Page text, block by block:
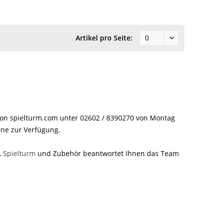
Artikel pro Seite:
spielturm.com unter 02602 / 8390270 von Montag
zur Verfügung.
, Spielturm und Zubehör beantwortet Ihnen das Team